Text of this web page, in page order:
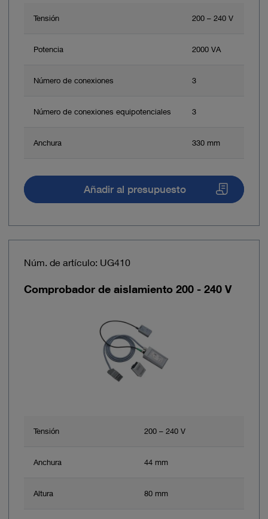
Tensión 200 – 240 V
Potencia 2000 VA
Número de conexiones 3
Número de conexiones equipotenciales 3
Anchura 330 mm
Añadir al presupuesto
Núm. de artículo: UG410
Comprobador de aislamiento 200 - 240 V
Tensión 200 – 240 V
Anchura 44 mm
Altura 80 mm